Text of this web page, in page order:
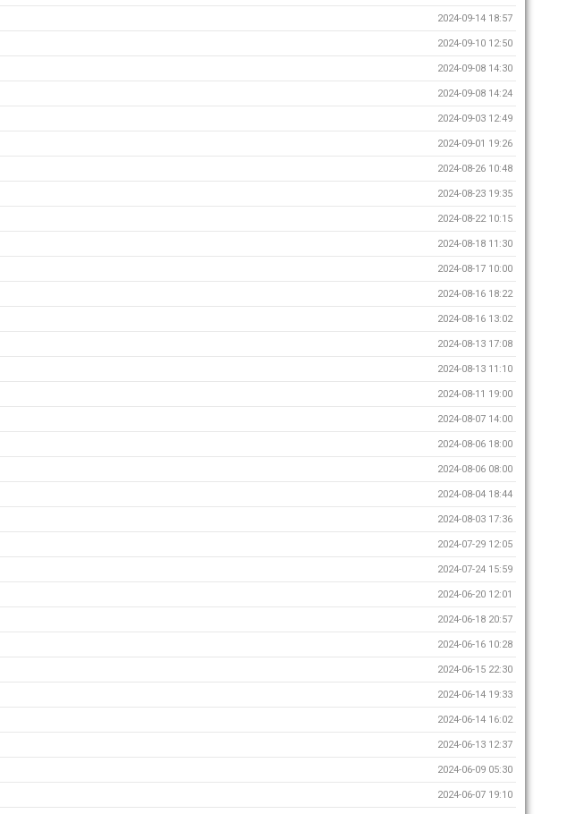
2024-09-14 18:57
2024-09-10 12:50
2024-09-08 14:30
2024-09-08 14:24
2024-09-03 12:49
2024-09-01 19:26
2024-08-26 10:48
2024-08-23 19:35
2024-08-22 10:15
2024-08-18 11:30
2024-08-17 10:00
2024-08-16 18:22
2024-08-16 13:02
2024-08-13 17:08
2024-08-13 11:10
2024-08-11 19:00
2024-08-07 14:00
2024-08-06 18:00
2024-08-06 08:00
2024-08-04 18:44
2024-08-03 17:36
2024-07-29 12:05
2024-07-24 15:59
2024-06-20 12:01
2024-06-18 20:57
2024-06-16 10:28
2024-06-15 22:30
2024-06-14 19:33
2024-06-14 16:02
2024-06-13 12:37
2024-06-09 05:30
2024-06-07 19:10